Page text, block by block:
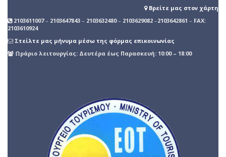
Βρείτε μας στον χάρτη
2103611007– 2103647843 – 2103632480– 2103629082 –2103642861 – FAX:
2103610924
Στείλτε μας μήνυμα μέσω της φόρμας επικοινωνίας
Ωράριο λειτουργίας: Δευτέρα έως Παρασκευή: 10:00 – 18:00